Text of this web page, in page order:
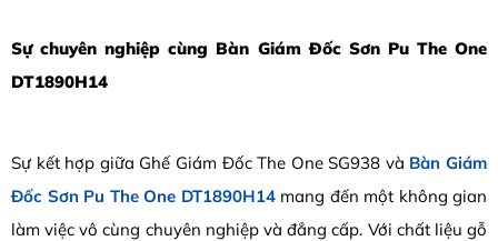
Sự chuyên nghiệp cùng Bàn Giám Đốc Sơn Pu The One
DT1890H14
Sự kết hợp giữa Ghế Giám Đốc The One SG938 và Bàn Giám
Đốc Sơn Pu The One DT1890H14mang đến một không gian
làm việc vô cùng chuyên nghiệp và đẳng cấp. Với chất liệu gỗ